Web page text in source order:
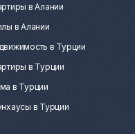
в Алании
в Алании
в Турции
в Турции
в Турции
в Турции